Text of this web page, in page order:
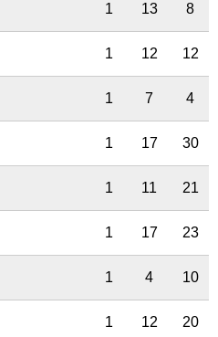
1 13 8
1 12 12
1 7 4
1 17 30
1 11 21
1 17 23
1 4 10
1 12 20